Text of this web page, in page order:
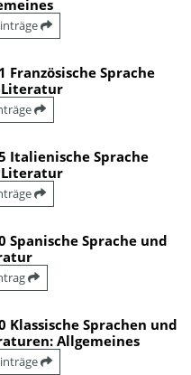
Französische Sprache
Italienische Sprache
Spanische Sprache und
Klassische Sprachen und
Allgemeines